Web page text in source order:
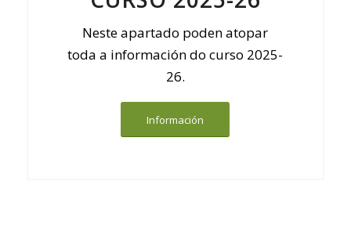
Neste apartado poden atopar
toda a información do curso 2025-
26.
Información